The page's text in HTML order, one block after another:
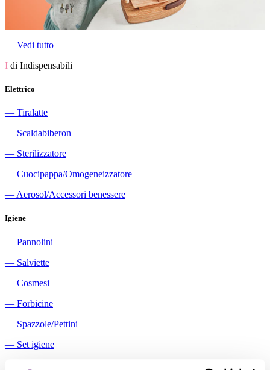
― Vedi tutto
I di Indispensabili
Elettrico
― Tiralatte
― Scaldabiberon
― Sterilizzatore
― Cuocipappa/Omogeneizzatore
― Aerosol/Accessori benessere
Igiene
― Pannolini
― Salviette
― Cosmesi
― Forbicine
― Spazzole/Pettini
― Set igiene